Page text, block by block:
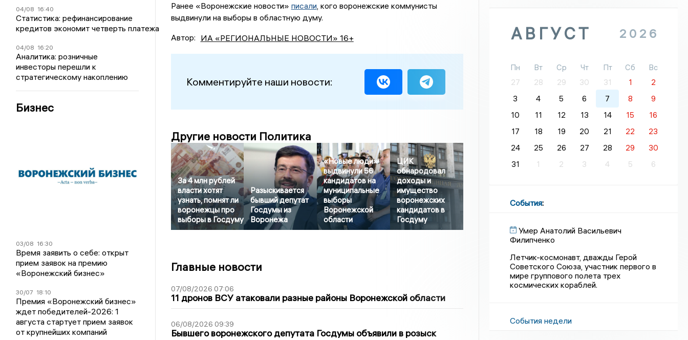
04/08 16:40
Статистика: рефинансирование
кредитов экономит четверть платежа
04/08 16:20
Аналитика: розничные
инвесторы перешли к
стратегическому накоплению
Бизнес
03/08 16:30
Время заявить о себе: открыт
прием заявок на премию
«Воронежский бизнес»
30/07 18:10
Премия «Воронежский бизнес»
ждет победителей-2026: 1
августа стартует прием заявок
от крупнейших компаний
Ранее «Воронежские новости» писали, кого воронежские коммунисты
выдвинули на выборы в областную думу.
Автор: ИА «РЕГИОНАЛЬНЫЕ НОВОСТИ» 16+
Комментируйте наши новости:
Другие новости Политика
За 4 млн рублей
власти хотят
узнать, помнят ли
воронежцы про
выборы в Госдуму
Разыскивается
бывший депутат
Госдумы из
Воронежа
«Новые люди»
выдвинули 56
кандидатов на
муниципальные
выборы
Воронежской
области
ЦИК
обнародовал
доходы и
имущество
воронежских
кандидатов в
Госдуму
Главные новости
07/08/2026 07:06
11 дронов ВСУ атаковали разные районы Воронежской области
06/08/2026 09:39
Бывшего воронежского депутата Госдумы объявили в розыск
АВГУСТ 2026
Пн Вт Ср Чт Пт Сб
Вс
27
28 29 30 31 1
2
3
4 5 6 7 8
9
10
11 12 13 14 15
16
17
18 19 20 21 22
23
24
25 26 27 28 29
30
31
1 2 3 4 5 6
События:
Умер Анатолий Васильевич
Филипченко
Летчик-космонавт, дважды Герой
Советского Союза, участник первого в
мире группового полета трех
космических кораблей.
События недели